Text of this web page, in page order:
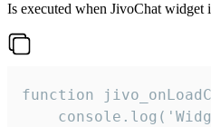
Is executed when JivoChat widget
function